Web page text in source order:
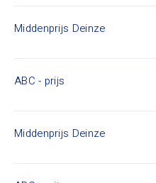
Middenprijs Deinze
ABC - prijs
Middenprijs Deinze